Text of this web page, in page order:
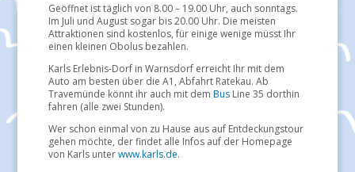
Geöffnet ist täglich von 8.00 – 19.00 Uhr, auch sonntags.
Im Juli und August sogar bis 20.00 Uhr. Die meisten
Attraktionen sind kostenlos, für einige wenige müsst Ihr
einen kleinen Obolus bezahlen.
Karls Erlebnis-Dorf in Warnsdorf erreicht Ihr mit dem
Auto am besten über die A1, Abfahrt Ratekau. Ab
Travemünde könnt ihr auch mit dem BusLine 35 dorthin
fahren (alle zwei Stunden).
Wer schon einmal von zu Hause aus auf Entdeckungstour
gehen möchte, der findet alle Infos auf der Homepage
von Karls unterwww.karls.de.